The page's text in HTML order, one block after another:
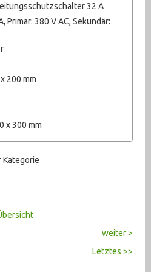
32 A
Primär: 380 V AC, Sekundär:
200 mm
x 300 mm
Kategorie
weiter >
Letztes >>